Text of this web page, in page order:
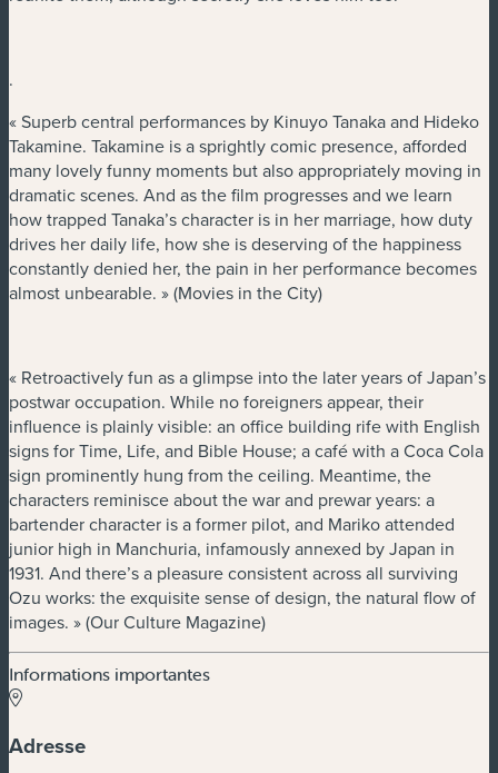
.
« Superb central performances by Kinuyo Tanaka and Hideko
Takamine. Takamine is a sprightly comic presence, afforded
many lovely funny moments but also appropriately moving in
dramatic scenes. And as the film progresses and we learn
how trapped Tanaka’s character is in her marriage, how duty
drives her daily life, how she is deserving of the happiness
constantly denied her, the pain in her performance becomes
almost unbearable. » (Movies in the City)
« Retroactively fun as a glimpse into the later years of Japan’s
postwar occupation. While no foreigners appear, their
influence is plainly visible: an office building rife with English
signs for Time, Life, and Bible House; a café with a Coca Cola
sign prominently hung from the ceiling. Meantime, the
characters reminisce about the war and prewar years: a
bartender character is a former pilot, and Mariko attended
junior high in Manchuria, infamously annexed by Japan in
1931. And there’s a pleasure consistent across all surviving
Ozu works: the exquisite sense of design, the natural flow of
images. » (Our Culture Magazine)
Informations importantes
Adresse